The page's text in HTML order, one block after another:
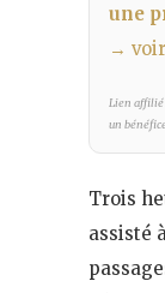
une
→
Lien affilié
un
Trois
assisté